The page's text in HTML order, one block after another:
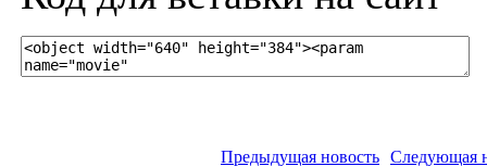
Предыдущая новость Следующая